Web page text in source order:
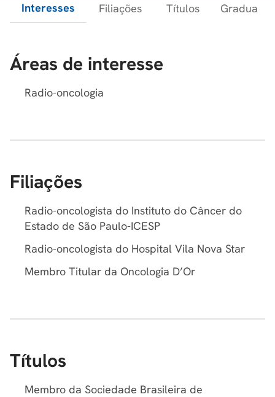
Interesses Filiações Títulos
Áreas de interesse
Radio-oncologia
Filiações
Radio-oncologista do Instituto do Câncer do
Estado de São Paulo-ICESP
Radio-oncologista do Hospital Vila Nova Star
Membro Titular da Oncologia D’Or
Títulos
Membro da Sociedade Brasileira de